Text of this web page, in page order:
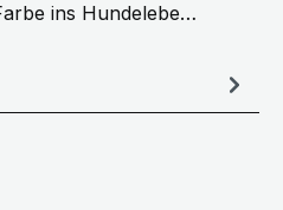
ins Hundelebe…